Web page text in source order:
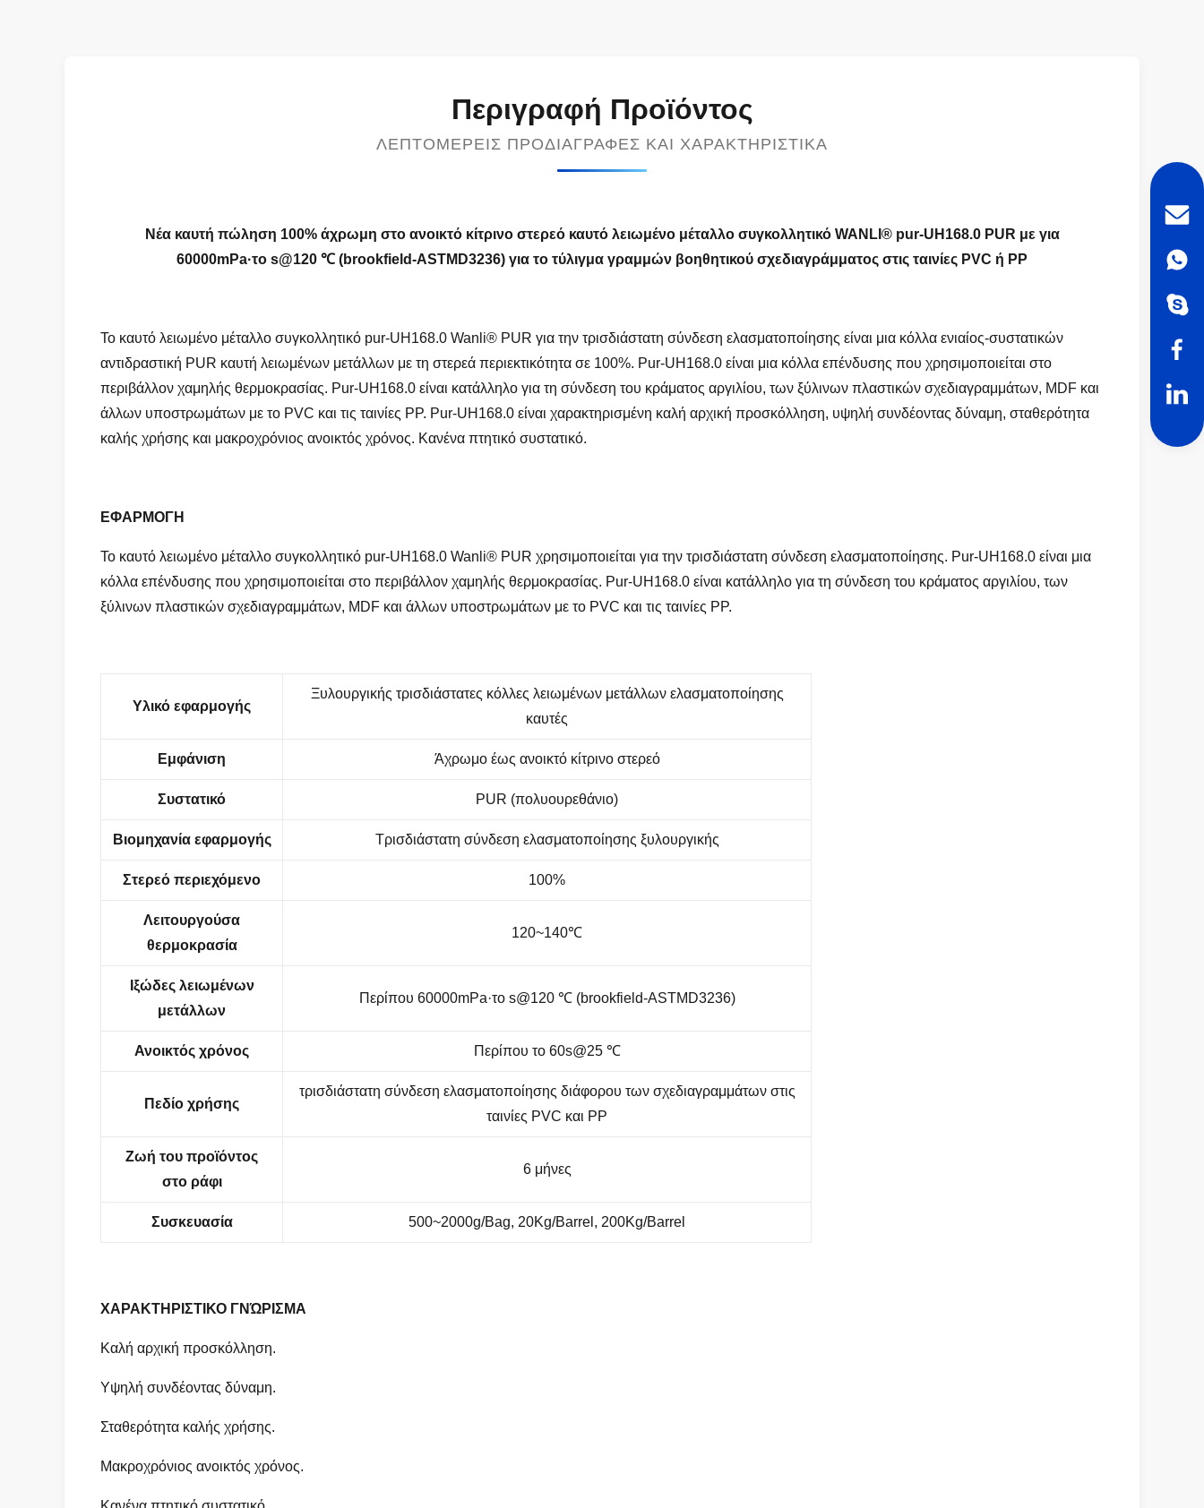
Περιγραφή Προϊόντος
ΛΕΠΤΟΜΕΡΕΊΣ ΠΡΟΔΙΑΓΡΑΦΈΣ ΚΑΙ ΧΑΡΑΚΤΗΡΙΣΤΙΚΆ
Νέα καυτή πώληση 100% άχρωμη στο ανοικτό κίτρινο στερεό καυτό λειωμένο μέταλλο συγκολλητικό WANLI® pur-UH168.0 PUR με για
60000mPa·το s@120 ℃ (brookfield-ASTMD3236) για το τύλιγμα γραμμών βοηθητικού σχεδιαγράμματος στις ταινίες PVC ή PP
Το καυτό λειωμένο μέταλλο συγκολλητικό pur-UH168.0 Wanli® PUR για την τρισδιάστατη σύνδεση ελασματοποίησης είναι μια κόλλα ενιαίος-συστατικών
αντιδραστική PUR καυτή λειωμένων μετάλλων με τη στερεά περιεκτικότητα σε 100%. Pur-UH168.0 είναι μια κόλλα επένδυσης που χρησιμοποιείται στο
περιβάλλον χαμηλής θερμοκρασίας. Pur-UH168.0 είναι κατάλληλο για τη σύνδεση του κράματος αργιλίου, των ξύλινων πλαστικών σχεδιαγραμμάτων, MDF και
άλλων υποστρωμάτων με το PVC και τις ταινίες PP. Pur-UH168.0 είναι χαρακτηρισμένη καλή αρχική προσκόλληση, υψηλή συνδέοντας δύναμη, σταθερότητα
καλής χρήσης και μακροχρόνιος ανοικτός χρόνος. Κανένα πτητικό συστατικό.
ΕΦΑΡΜΟΓΗ
Το καυτό λειωμένο μέταλλο συγκολλητικό pur-UH168.0 Wanli® PUR χρησιμοποιείται για την τρισδιάστατη σύνδεση ελασματοποίησης. Pur-UH168.0 είναι μια
κόλλα επένδυσης που χρησιμοποιείται στο περιβάλλον χαμηλής θερμοκρασίας. Pur-UH168.0 είναι κατάλληλο για τη σύνδεση του κράματος αργιλίου, των
ξύλινων πλαστικών σχεδιαγραμμάτων, MDF και άλλων υποστρωμάτων με το PVC και τις ταινίες PP.
Υλικό εφαρμογής
Ξυλουργικής τρισδιάστατες κόλλες λειωμένων μετάλλων ελασματοποίησης
καυτές
Εμφάνιση Άχρωμο έως ανοικτό κίτρινο στερεό
Συστατικό PUR (πολυουρεθάνιο)
Βιομηχανία εφαρμογής Τρισδιάστατη σύνδεση ελασματοποίησης ξυλουργικής
Στερεό περιεχόμενο 100%
Λειτουργούσα
θερμοκρασία
120~140℃
Ιξώδες λειωμένων
μετάλλων
Περίπου 60000mPa·το s@120 ℃ (brookfield-ASTMD3236)
Ανοικτός χρόνος Περίπου το 60s@25 ℃
Πεδίο χρήσης
τρισδιάστατη σύνδεση ελασματοποίησης διάφορου των σχεδιαγραμμάτων στις
ταινίες PVC και PP
Ζωή του προϊόντος
στο ράφι
6 μήνες
Συσκευασία 500~2000g/Bag, 20Kg/Barrel, 200Kg/Barrel
ΧΑΡΑΚΤΗΡΙΣΤΙΚΟ ΓΝΏΡΙΣΜΑ
Καλή αρχική προσκόλληση.
Υψηλή συνδέοντας δύναμη.
Σταθερότητα καλής χρήσης.
Μακροχρόνιος ανοικτός χρόνος.